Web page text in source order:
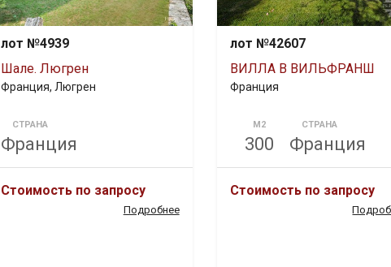
лот №4939
Шале. Люгрен
Франция, Люгрен
СТРАНА
Франция
Стоимость по запросу
Подробнее
лот №42607
ВИЛЛА В ВИЛЬФРАНШ
Франция
М2
300
СТРАНА
Франция
Стоимость по запросу